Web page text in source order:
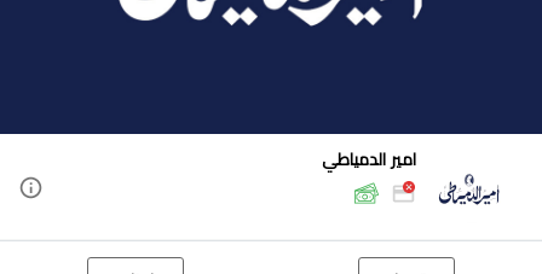
امير الدمياطي